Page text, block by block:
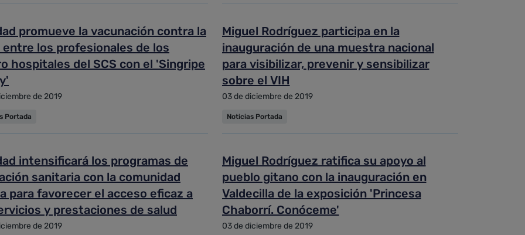
promueve la vacunación contra la
entre los profesionales de los
hospitales del SCS con el 'Singripe
de 2019
Portada
Miguel Rodríguez participa en la
inauguración de una muestra nacional
para visibilizar, prevenir y sensibilizar
sobre el VIH
03 de diciembre de 2019
Noticias Portada
intensificará los programas de
sanitaria con la comunidad
para favorecer el acceso eficaz a
y prestaciones de salud
de 2019
Miguel Rodríguez ratifica su apoyo al
pueblo gitano con la inauguración en
Valdecilla de la exposición 'Princesa
Chaborrí. Conóceme'
03 de diciembre de 2019